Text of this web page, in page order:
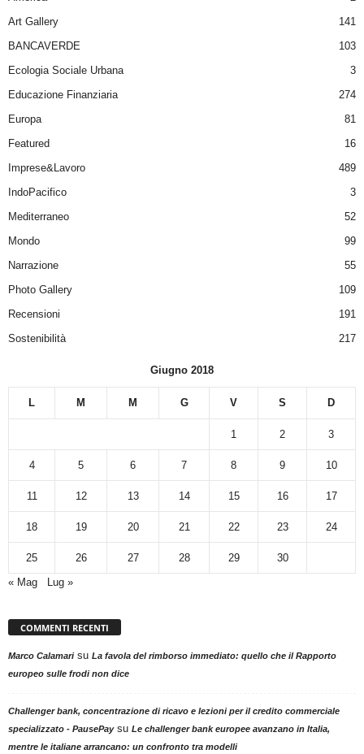
Art Gallery
141
BANCAVERDE
103
Ecologia Sociale Urbana
3
Educazione Finanziaria
274
Europa
81
Featured
16
Imprese&Lavoro
489
IndoPacifico
3
Mediterraneo
52
Mondo
99
Narrazione
55
Photo Gallery
109
Recensioni
191
Sostenibilità
217
Giugno 2018
L M M G V S D
1 2 3
4 5 6 7 8 9 10
11 12 13 14 15 16 17
18 19 20 21 22 23 24
25 26 27 28 29
30
« Mag
Lug »
COMMENTI RECENTI
Marco Calamarisu La favola del rimborso immediato: quello che il Rapporto
europeo sulle frodi non dice
Challenger bank, concentrazione di ricavo e lezioni per il credito commerciale
specializzato - PausePaysu Le challenger bank europee avanzano in Italia,
mentre le italiane arrancano: un confronto tra modelli